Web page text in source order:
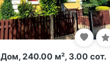
Дом, 240.00 м², 3.00 сот.